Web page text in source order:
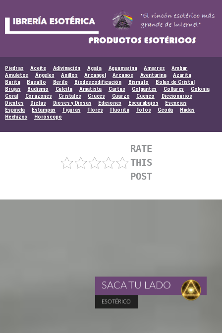
Piedras Aceite Adivinación Agata Aguamarina Amarres
Ambar
Amuletos
Ángeles Anillos Arcangel Arcanos Aventurina
Azurita
Barita
Basalto Berilo Biodescodificación Bismuto
Bolas de Cristal
Brujas
Budismo Calcita Amatista Cartas Colgantes Collares
Colonia
Coral
Corazones Cristales Cruces Cuarzo Cuenco
Diccionarios
Dientes
Dietas Dioses y Diosas Ediciones Escarabajos
Esencias
Espinela
Estampas Figuras Flores Fluorita Fotos Geoda
Hadas
Hechizos
Horóscopo
RATE
THIS
POST
ESOTÉRICO
SACA TU LADO